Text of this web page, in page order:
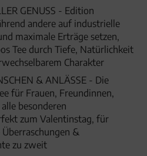
GENUSS - Edition
andere auf industrielle
maximale Erträge setzen,
Tee durch Tiefe, Natürlichkeit
Charakter
& ANLÄSSE - Die
für Frauen, Freundinnen,
besonderen
zum Valentinstag, für
&
zu zweit